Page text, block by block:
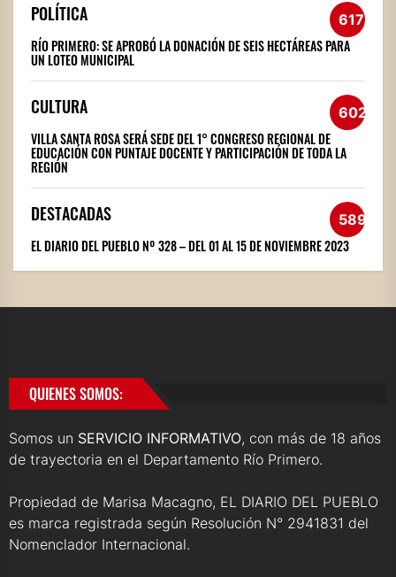
POLÍTICA 617
RÍO PRIMERO: SE APROBÓ LA DONACIÓN DE SEIS HECTÁREAS PARA
UN LOTEO MUNICIPAL
CULTURA 602
VILLA SANTA ROSA SERÁ SEDE DEL 1° CONGRESO REGIONAL DE
EDUCACIÓN CON PUNTAJE DOCENTE Y PARTICIPACIÓN DE TODA LA
REGIÓN
DESTACADAS 589
EL DIARIO DEL PUEBLO Nº 328 – DEL 01 AL 15 DE NOVIEMBRE 2023
QUIENES SOMOS:
Somos un SERVICIO INFORMATIVO, con más de 18 años
de trayectoria en el Departamento Río Primero.
Propiedad de Marisa Macagno, EL DIARIO DEL PUEBLO
es marca registrada según Resolución N° 2941831 del
Nomenclador Internacional.